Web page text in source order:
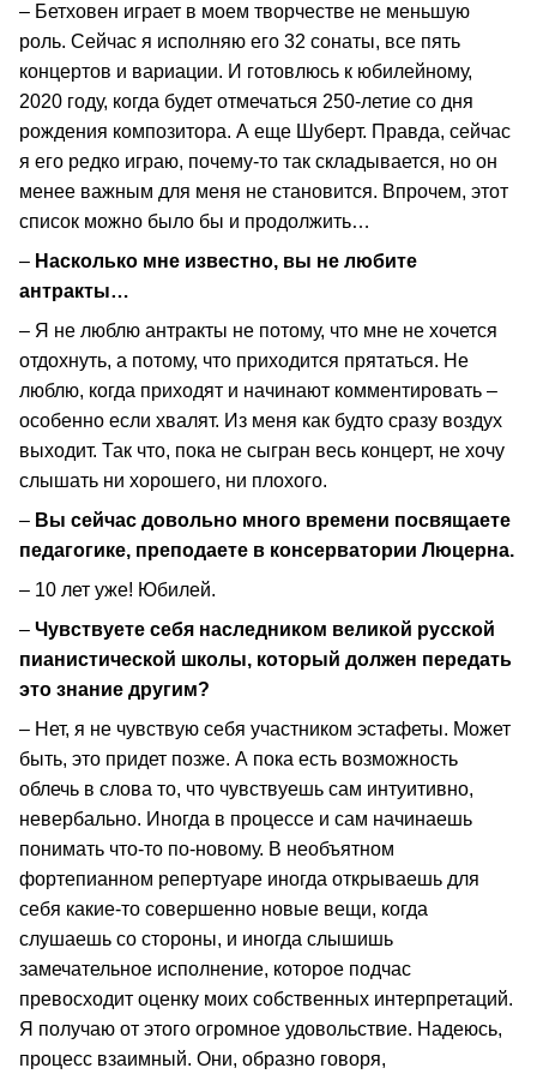
– Бетховен играет в моем творчестве не меньшую
роль. Сейчас я исполняю его 32 сонаты, все пять
концертов и вариации. И готовлюсь к юбилейному,
2020 году, когда будет отмечаться 250-летие со дня
рождения композитора. А еще Шуберт. Правда, сейчас
я его редко играю, почему-то так складывается, но он
менее важным для меня не становится. Впрочем, этот
список можно было бы и продолжить…
– Насколько мне известно, вы не любите
антракты…
– Я не люблю антракты не потому, что мне не хочется
отдохнуть, а потому, что приходится прятаться. Не
люблю, когда приходят и начинают комментировать –
особенно если хвалят. Из меня как будто сразу воздух
выходит. Так что, пока не сыгран весь концерт, не хочу
слышать ни хорошего, ни плохого.
– Вы сейчас довольно много времени посвящаете
педагогике, преподаете в консерватории Люцерна.
– 10 лет уже! Юбилей.
– Чувствуете себя наследником великой русской
пианистической школы, который должен передать
это знание другим?
– Нет, я не чувствую себя участником эстафеты. Может
быть, это придет позже. А пока есть возможность
облечь в слова то, что чувствуешь сам интуитивно,
невербально. Иногда в процессе и сам начинаешь
понимать что-то по-новому. В необъятном
фортепианном репертуаре иногда открываешь для
себя какие-то совершенно новые вещи, когда
слушаешь со стороны, и иногда слышишь
замечательное исполнение, которое подчас
превосходит оценку моих собственных интерпретаций.
Я получаю от этого огромное удовольствие. Надеюсь,
процесс взаимный. Они, образно говоря,